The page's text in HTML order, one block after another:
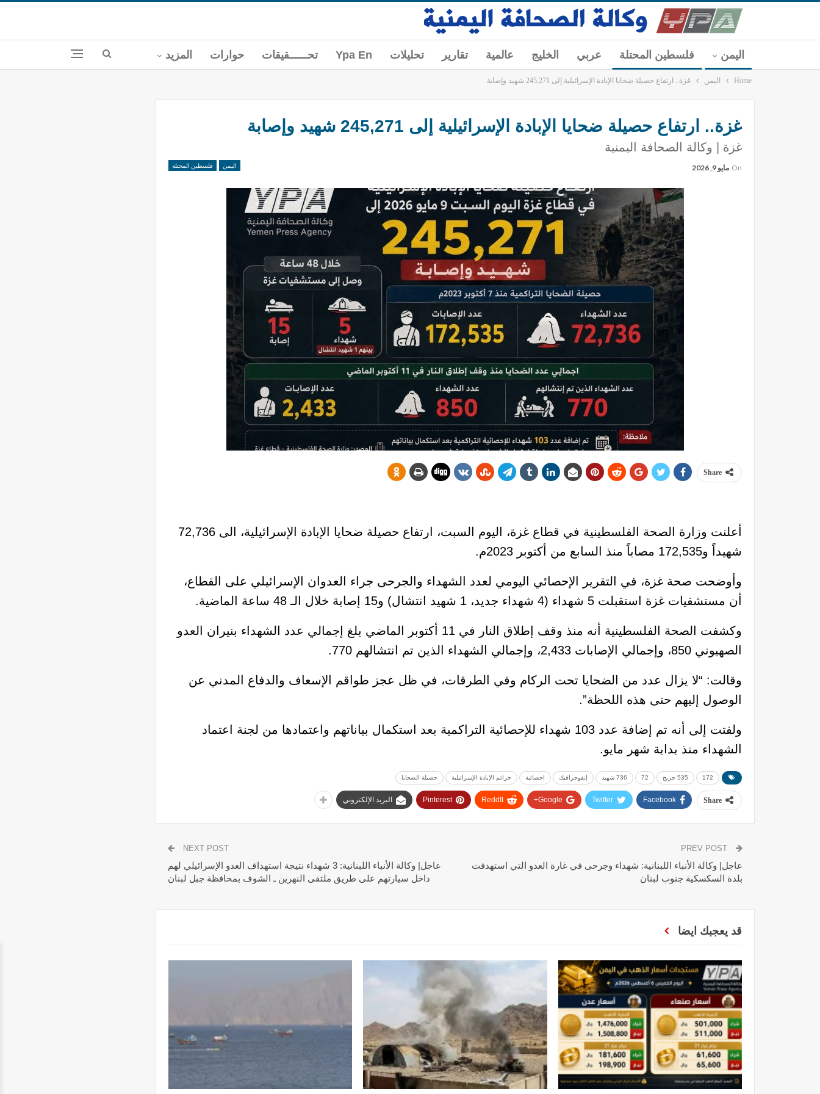
اليمن فلسطين المحتلة عربي الخليج عالمية تقارير تحليلات Ypa En تحــــــقيقات حوارات المزيد
Home اليمن غزة.. ارتفاع حصيلة ضحايا الإبادة الإسرائيلية إلى 245,271 شهيد وإصابة
غزة.. ارتفاع حصيلة ضحايا الإبادة الإسرائيلية إلى 245,271 شهيد وإصابة
غزة | وكالة الصحافة اليمنية
اليمن فلسطين المحتلة On مايو 9, 2026
Share
أعلنت وزارة الصحة الفلسطينية في قطاع غزة، اليوم السبت، ارتفاع حصيلة ضحايا الإبادة الإسرائيلية، الى 72,736
شهيداً و172,535 مصاباً منذ السابع من أكتوبر 2023م.
وأوضحت صحة غزة، في التقرير الإحصائي اليومي لعدد الشهداء والجرحى جراء العدوان الإسرائيلي على القطاع،
أن مستشفيات غزة استقبلت 5 شهداء (4 شهداء جديد، 1 شهيد انتشال) و15 إصابة خلال الـ 48 ساعة الماضية.
وكشفت الصحة الفلسطينية أنه منذ وقف إطلاق النار في 11 أكتوبر الماضي بلغ إجمالي عدد الشهداء بنيران العدو
الصهيوني 850، وإجمالي الإصابات 2,433، وإجمالي الشهداء الذين تم انتشالهم 770.
وقالت: “لا يزال عدد من الضحايا تحت الركام وفي الطرقات، في ظل عجز طواقم الإسعاف والدفاع المدني عن
الوصول إليهم حتى هذه اللحظة”.
ولفتت إلى أنه تم إضافة عدد 103 شهداء للإحصائية التراكمية بعد استكمال بياناتهم واعتمادها من لجنة اعتماد
الشهداء منذ بداية شهر مايو.
172 535 جريح 72 736 شهيد إنفوجرافيك احصائية جرائم الإبادة الإسرائيلية حصيلة الضحايا
Share
Facebook
Twitter
Google+
ReddIt
Pinterest البريد الإلكتروني
عاجل| وكالة الأنباء اللبنانية: شهداء وجرحى في غارة العدو التي استهدفت
بلدة السكسكية جنوب لبنان
NEXT POST
عاجل| وكالة الأنباء اللبنانية: 3 شهداء نتيجة استهداف العدو الإسرائيلي لهم
داخل سيارتهم على طريق ملتقى النهرين ـ الشوف بمحافظة جبل لبنان
قد يعجبك ايضا